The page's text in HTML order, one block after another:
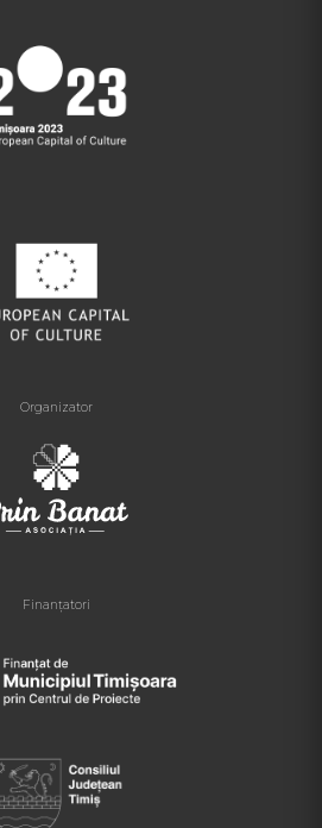
Organizator
Finanțatori